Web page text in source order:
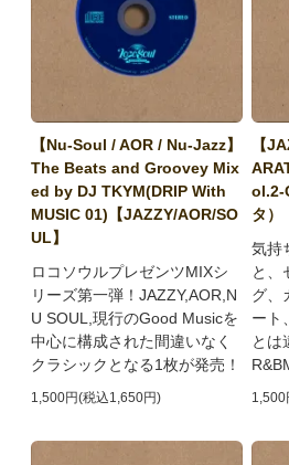
【Nu-Soul / AOR / Nu-Jazz】
The Beats and Groovey Mix
ed by DJ TKYM(DRIP With
MUSIC 01)【JAZZY/AOR/SO
UL】
ロコソウルプレゼンツMIXシ
リーズ第一弾！JAZZY,AOR,N
U SOUL,現行のGood Musicを
中心に構成された間違いなく
クラシックとなる1枚が発売！
1,500円(税込1,650円)
【
ol.2-
タ）
気持
と、
グ、
ート
とは
1,500